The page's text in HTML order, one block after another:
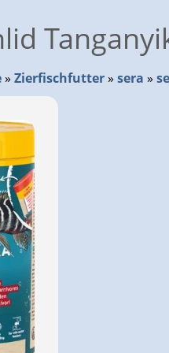
» Zierfischfutter» sera »